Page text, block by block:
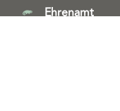
Ehrenamt